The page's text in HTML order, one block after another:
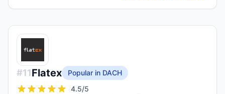
#11Flatex
Popular in DACH
4.5/5